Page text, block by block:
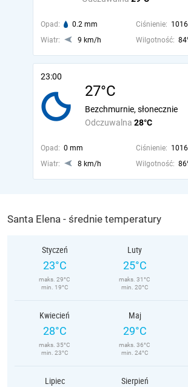
Opad: 0.2 mm Ciśnienie:
Wiatr:
9 km/h Wilgotność:
23:00
27°C
Odczuwalna 28°C
Bezchmurnie, słonecznie
Opad: 0 mm Ciśnienie:
Wiatr:
8 km/h Wilgotność:
Santa Elena - średnie temperatury
Styczeń
23°C
maks. 29°C
min. 19°C
Luty
25°C
maks. 31°C
min. 20°C
Kwiecień
28°C
maks. 35°C
min. 23°C
Maj
29°C
maks. 36°C
min. 24°C
Lipiec Sierpień